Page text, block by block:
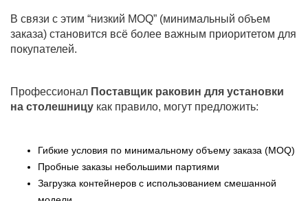
В связи с этим “низкий MOQ” (минимальный объем
заказа) становится всё более важным приоритетом для
покупателей.
Профессионал Поставщик раковин для установки
на столешницу как правило, могут предложить:
Гибкие условия по минимальному объему заказа (MOQ)
Пробные заказы небольшими партиями
Загрузка контейнеров с использованием смешанной